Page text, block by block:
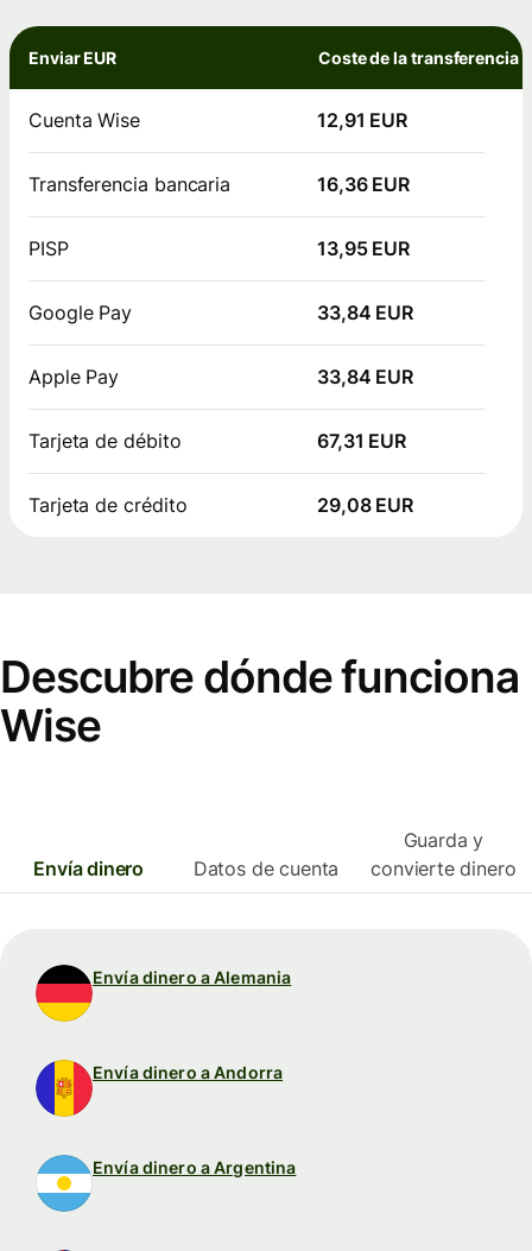
Enviar EUR Coste de la transferencia
Cuenta Wise 12,91 EUR
Transferencia bancaria 16,36 EUR
PISP 13,95 EUR
Google Pay 33,84 EUR
Apple Pay 33,84 EUR
Tarjeta de débito 67,31 EUR
Tarjeta de crédito 29,08 EUR
Descubre dónde funciona
Wise
Envía dinero Datos de cuenta
Guarda y
convierte dinero
Envía dinero a Alemania
Envía dinero a Andorra
Envía dinero a Argentina